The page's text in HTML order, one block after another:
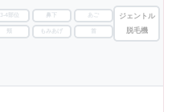
3-4部位 鼻下 あご
もみあげ
ジェントル
脱毛機